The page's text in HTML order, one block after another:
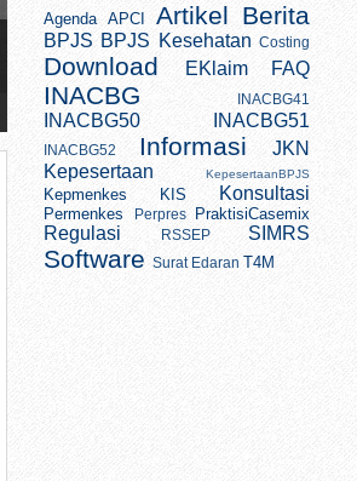
Agenda APCI Artikel Berita
BPJS BPJS Kesehatan Costing
Download EKlaim FAQ
INACBG INACBG41
INACBG50 INACBG51
INACBG52 Informasi
JKN
Kepesertaan
KepesertaanBPJS
Kepmenkes KIS Konsultasi
Permenkes Perpres PraktisiCasemix
Regulasi RSSEP SIMRS
Software Surat Edaran T4M